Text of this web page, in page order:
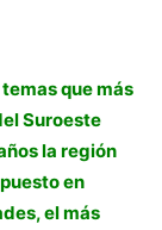
que más
Suroeste
la región
en
el más